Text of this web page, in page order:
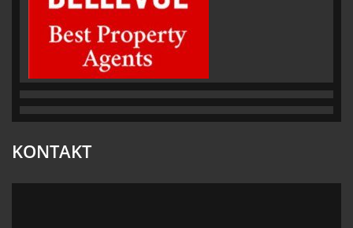
KONTAKT